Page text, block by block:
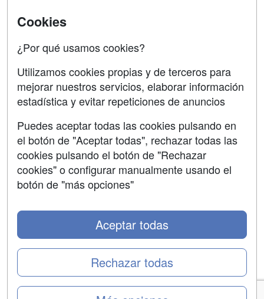
Contactar
Copyleft
Grupo formazion:
Copyright 2000-2026 Formazion Web, S.L. - Calle
Cookies
¿Por qué usamos cookies?
Utilizamos cookies propias y de terceros para
mejorar nuestros servicios, elaborar información
estadística y evitar repeticiones de anuncios
Puedes aceptar todas las cookies pulsando en
el botón de "Aceptar todas", rechazar todas las
cookies pulsando el botón de "Rechazar
cookies" o configurar manualmente usando el
botón de "más opciones"
Rechazar todas
Aceptar todas